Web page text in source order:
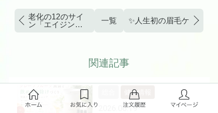
老化の12のサイ
ン「エイジング
一覧 ✨人生初の眉毛ケアで、
関連記事
2026.06.19
健康情報